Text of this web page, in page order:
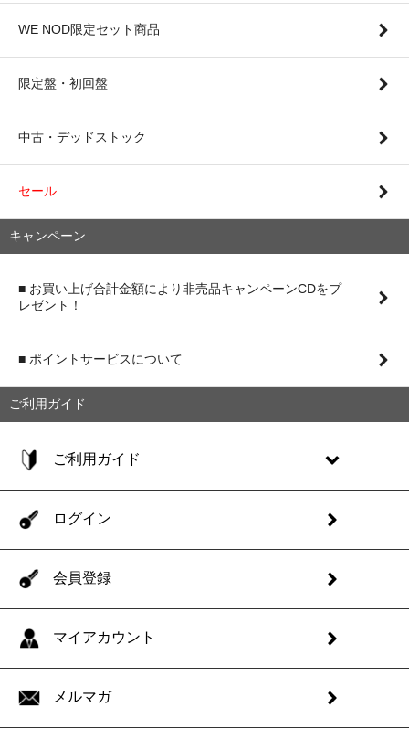
WE NOD限定セット商品
限定盤・初回盤
中古・デッドストック
セール
キャンペーン
■ お買い上げ合計金額により非売品キャンペーンCDをプ
レゼント！
■ ポイントサービスについて
ご利用ガイド
ご利用ガイド
ログイン
会員登録
マイアカウント
メルマガ